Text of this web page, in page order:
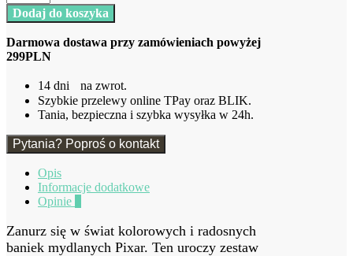
Bańki
mydlane
Dodaj do koszyka
Darmowa dostawa przy zamówieniach powyżej
299PLN
14 dni na zwrot.
Szybkie przelewy online TPay oraz BLIK.
Tania, bezpieczna i szybka wysyłka w 24h.
Pytania? Poproś o kontakt
Opis
Informacje dodatkowe
Opinie
Zanurz się w świat kolorowych i radosnych
baniek mydlanych Pixar. Ten uroczy zestaw